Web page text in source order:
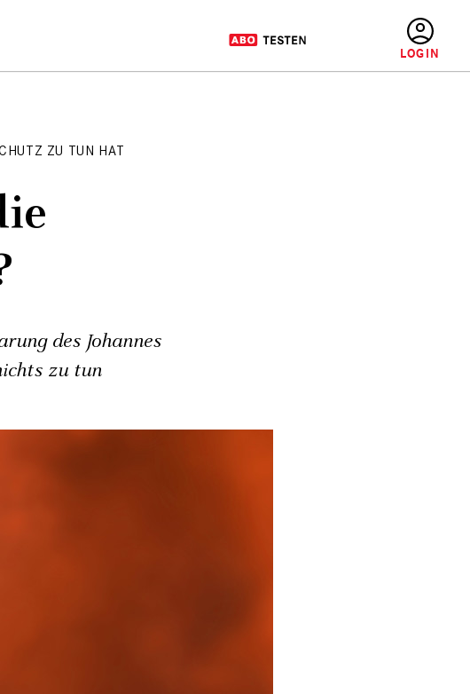
ZU TUN HAT
des Johannes
zu tun